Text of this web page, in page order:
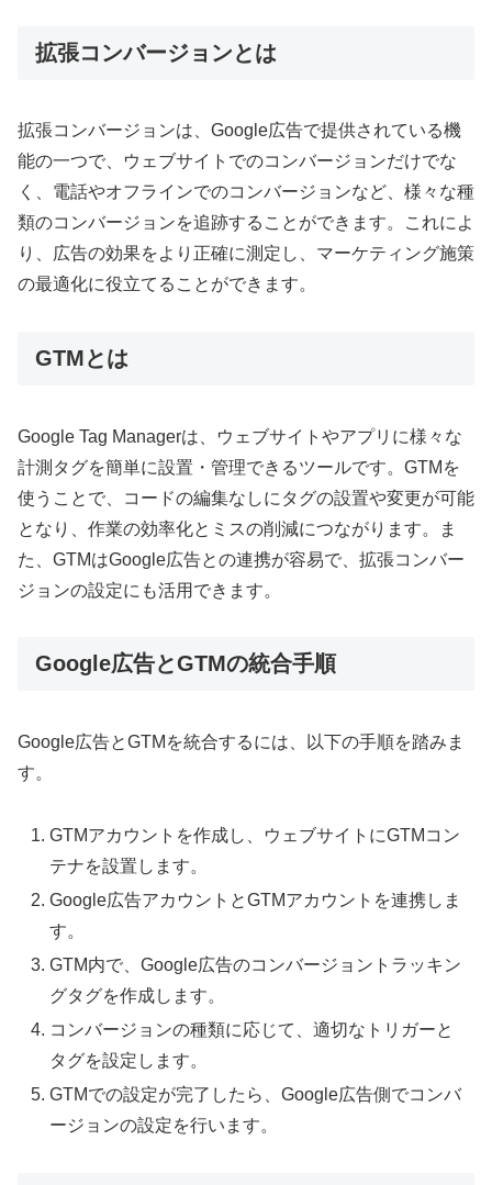
拡張コンバージョンとは
拡張コンバージョンは、Google広告で提供されている機
能の一つで、ウェブサイトでのコンバージョンだけでな
く、電話やオフラインでのコンバージョンなど、様々な種
類のコンバージョンを追跡することができます。これによ
り、広告の効果をより正確に測定し、マーケティング施策
の最適化に役立てることができます。
GTMとは
Google Tag Managerは、ウェブサイトやアプリに様々な
計測タグを簡単に設置・管理できるツールです。GTMを
使うことで、コードの編集なしにタグの設置や変更が可能
となり、作業の効率化とミスの削減につながります。ま
た、GTMはGoogle広告との連携が容易で、拡張コンバー
ジョンの設定にも活用できます。
Google広告とGTMの統合手順
Google広告とGTMを統合するには、以下の手順を踏みま
す。
GTMアカウントを作成し、ウェブサイトにGTMコン
テナを設置します。
Google広告アカウントとGTMアカウントを連携しま
す。
GTM内で、Google広告のコンバージョントラッキン
グタグを作成します。
コンバージョンの種類に応じて、適切なトリガーと
タグを設定します。
GTMでの設定が完了したら、Google広告側でコンバ
ージョンの設定を行います。